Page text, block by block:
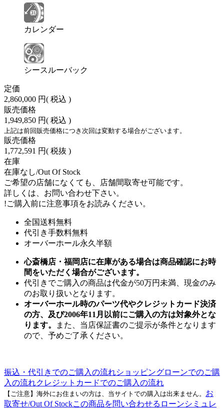
カレンダー
シースルーバック
定価
2,860,000 円( 税込 )
販売価格
1,949,850 円( 税込 )
上記は前回販売価格につき次回は変動する場合がございます。
販売価格
1,772,591 円( 税抜 )
在庫
在庫なし/Out Of Stock
ご希望の店舗になくても、店舗間取寄せ可能です。
詳しくは、お問い合わせ下さい。
!ご購入前に注意事項をお読みください。
全国送料無料
代引き手数料無料
オーバーホール永久半額
心斎橋店・福岡店に在庫がある場合は商品確認にお時
間をいただく場合がございます。
代引きでご購入の商品は代金が50万円未満、現金のみ
のお取り扱いとなります。
オーバーホール時のパーツ代やクレジットカード決済
の方、及び2006年11月以前にご購入の方は対象外とな
ります。
また、当店保証書のご提示が条件となります
ので、予めご了承ください。
振込・代引きでのご購入の流れショッピングローンでのご購
入の流れクレジットカードでのご購入の流れ
【ご注意】海外にお住まいの方は、当サイトでの購入は出来ません。 お
取寄せ/Out Of Stockこの商品を問い合わせる ローンシミュレ